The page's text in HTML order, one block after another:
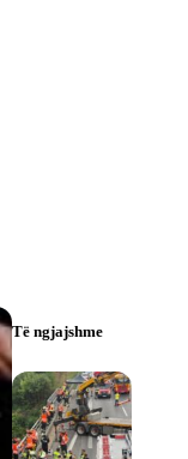
Të ngjajshme